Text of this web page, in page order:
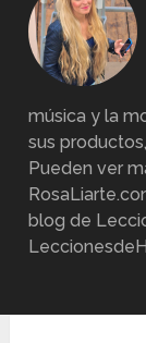
música y la
sus
Pueden ver
blog de